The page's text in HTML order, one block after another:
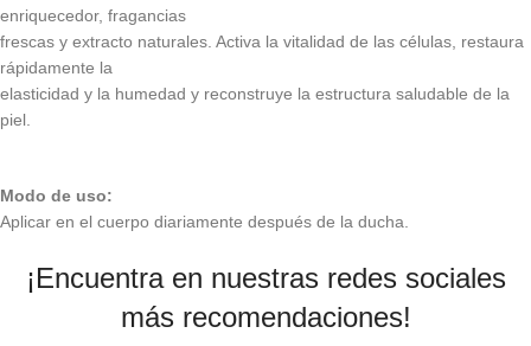
enriquecedor, fragancias
frescas y extracto naturales. Activa la vitalidad de las células, restaura
rápidamente la
elasticidad y la humedad y reconstruye la estructura saludable de la
piel.
Modo de uso:
Aplicar en el cuerpo diariamente después de la ducha.
¡Encuentra en nuestras redes sociales
más recomendaciones!